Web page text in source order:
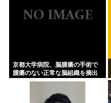
京都大学病院、脳腫瘍の手術で
腫瘍のない正常な脳組織を摘出
する医療ミス 脳幹損傷で、意識